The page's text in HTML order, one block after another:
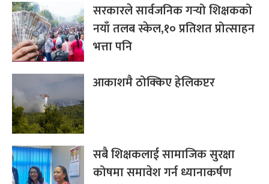
सरकारले सार्वजनिक गर्‍यो शिक्षकको
नयाँ तलब स्केल,१० प्रतिशत प्रोत्साहन
भत्ता पनि
आकाशमै ठोक्किए हेलिकप्टर
सबै शिक्षकलाई सामाजिक सुरक्षा
कोषमा समावेश गर्न ध्यानाकर्षण